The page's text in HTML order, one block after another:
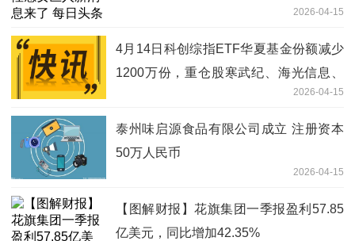
2026-04-15
4月14日科创综指ETF华夏基金份额减少
1200万份，重仓股寒武纪、海光信息、
2026-04-15
泰州味启源食品有限公司成立 注册资本
50万人民币
2026-04-15
【图解财报】花旗集团一季报盈利57.85
亿美元，同比增加42.35%